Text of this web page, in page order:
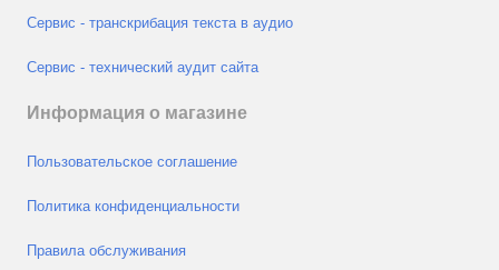
Сервис - транскрибация текста в аудио
Сервис - технический аудит сайта
Информация о магазине
Пользовательское соглашение
Политика конфиденциальности
Правила обслуживания